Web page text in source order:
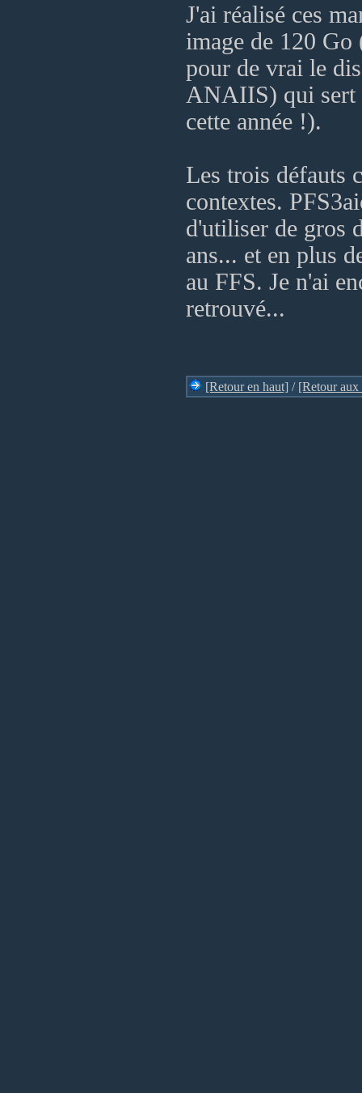
J'ai réalisé ces
image de 120
pour de vrai le
ANAIIS) qui sert
cette année !).
Les trois défauts
contextes.
d'utiliser de gros
ans... et en plus
au FFS. Je n'ai
retrouvé...
[Retour en haut] / [Retour aux